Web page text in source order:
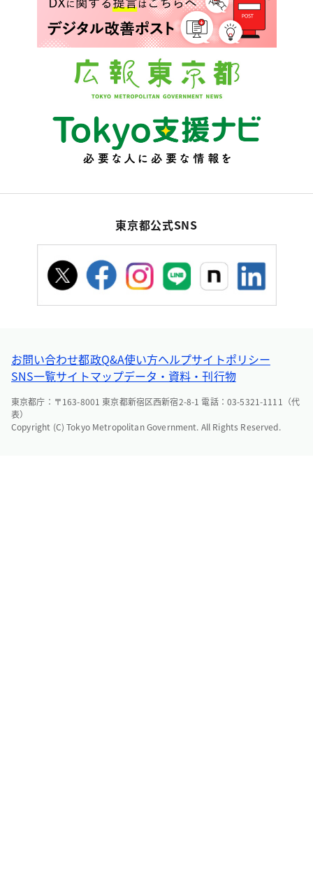
東京都公式SNS
お問い合わせ都政Q&A使い方ヘルプサイトポリシー
SNS一覧サイトマップデータ・資料・刊行物
東京都庁：〒163-8001 東京都新宿区西新宿2-8-1 電話：03-5321-1111（代
表）
Copyright (C) Tokyo Metropolitan Government. All Rights Reserved.